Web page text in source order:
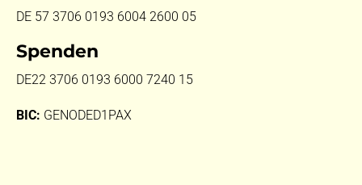
DE 57 3706 0193 6004 2600 05
Spenden
DE22 3706 0193 6000 7240 15
BIC: GENODED1PAX